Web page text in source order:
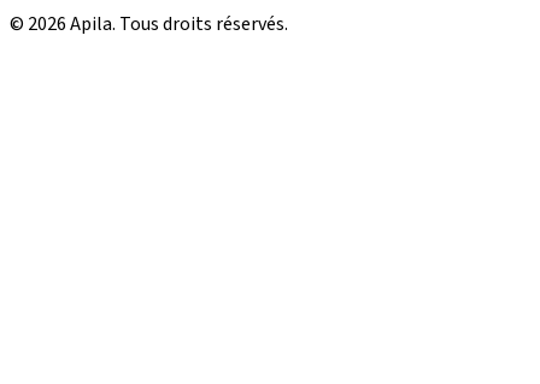
© 2026 Apila. Tous droits réservés.